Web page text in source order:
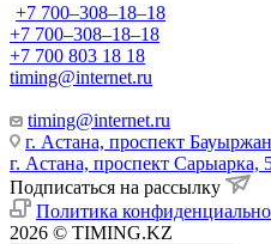
+7 700‒308‒18‒18
+7 700‒308‒18‒18
+7 700 803 18 18
timing@internet.ru
timing@internet.ru
г. Астана, проспект
г. Астана, проспект Сарыарка,
Подписаться на рассылку
Политика
2026 © TIMING.KZ